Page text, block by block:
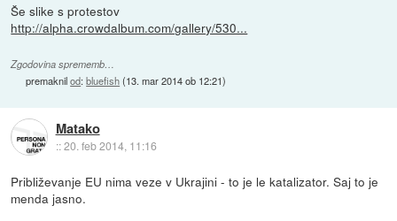
Še slike s protestov
http://alpha.crowdalbum.com/gallery/530...
Zgodovina sprememb…
premaknilod:bluefish(13. mar 2014 ob 12:21)
Matako
::20. feb 2014, 11:16
Približevanje EU nima veze v Ukrajini - to je le katalizator. Saj to je
menda jasno.